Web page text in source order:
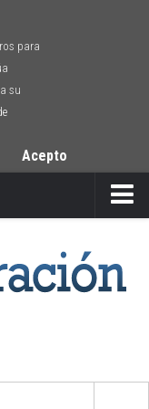
para
su
Acepto